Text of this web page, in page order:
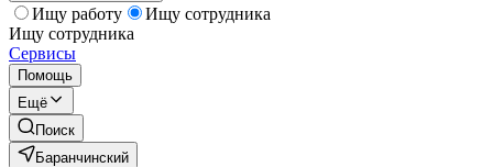
Ищу работу
Ищу сотрудника
Ищу сотрудника
Сервисы
Помощь
Ещё
Поиск
Баранчинский